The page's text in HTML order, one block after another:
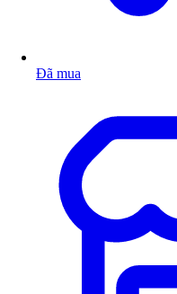
Đã mua